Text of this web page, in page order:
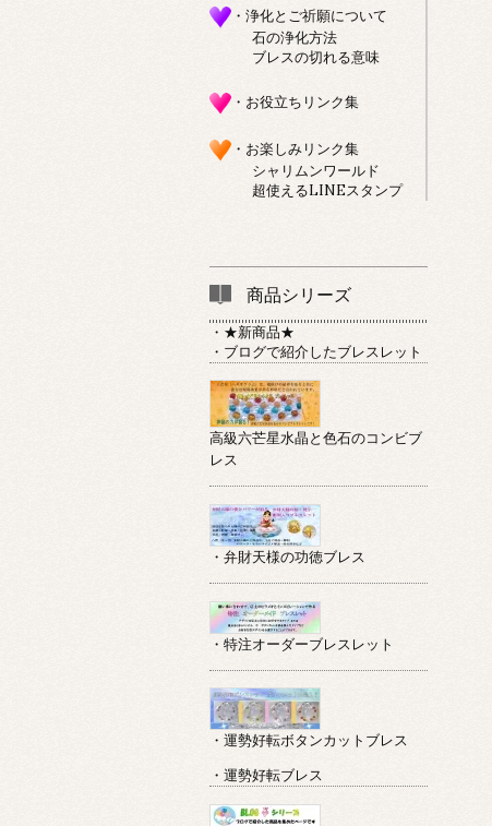
・浄化とご祈願について
石の浄化方法
ブレスの切れる意味
・お役立ちリンク集
・お楽しみリンク集
シャリムンワールド
超使えるLINEスタンプ
商品シリーズ
・★新商品★
・ブログで紹介したブレスレット
高級六芒星水晶と色石のコンビブ
レス
・弁財天様の功徳ブレス
・特注オーダーブレスレット
・運勢好転ボタンカットブレス
・運勢好転ブレス